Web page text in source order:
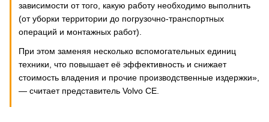
зависимости от того, какую работу необходимо выполнить
(от уборки территории до погрузочно-транспортных
операций и монтажных работ).
При этом заменяя несколько вспомогательных единиц
техники, что повышает её эффективность и снижает
стоимость владения и прочие производственные издержки»,
— считает представитель Volvo CE.